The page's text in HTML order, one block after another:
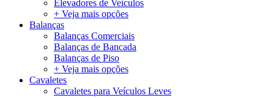
Elevadores de Veículos
+ Veja mais opções
Balanças
Balanças Comerciais
Balanças de Bancada
Balanças de Piso
+ Veja mais opções
Cavaletes
Cavaletes para Veículos Leves